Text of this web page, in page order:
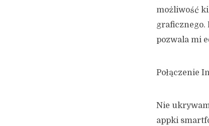
możliwość
graficznego.
pozwala mi
Połączenie
Nie
appki